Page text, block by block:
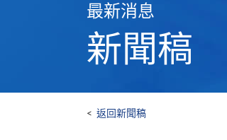
最新消息
新聞稿
< 返回新聞稿